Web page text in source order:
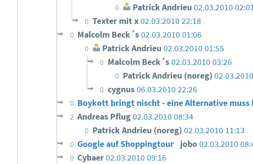
0 Patrick Andrieu 02.03.2010
0 Texter mit x02.03.2010 22:18
0 Malcolm Beck´s02.03.2010 01:06
0 Patrick Andrieu 02.03.2010 01:55
0 Malcolm Beck´s02.03.2010 03:26
0 Patrick Andrieu (noreg)
0 cygnus06.03.2010 22:26
0 Boykott bringt nischt - eine Alternative muss
2 Andreas Pflug02.03.2010 08:34
0 Patrick Andrieu (noreg)02.03.2010 11:13
0 Google auf Shoppingtour jobo02.03.2010
0 Cybaer02.03.2010 09:16